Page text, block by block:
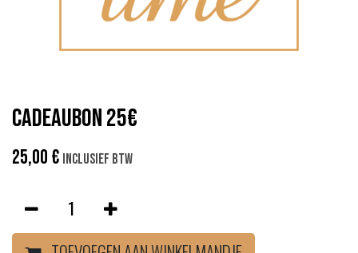
Cadeaubon 25€
25,00€ Inclusief btw